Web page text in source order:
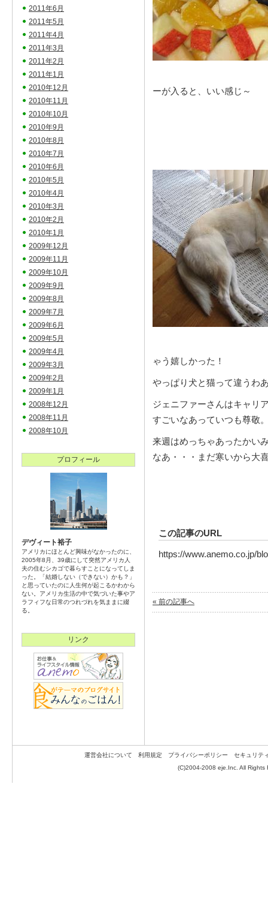
ーが入ると、いい感じ～
ゃう嬉しかった！
やっぱり犬と猫って違うわ
ジェニファーさんはキャリ
すごいなあっていつも尊敬
来週はめっちゃあったかい
なあ・・・まだ寒いから大
この記事のURL
https://www.anemo.co.jp/
« 前の記事へ
2011年6月
2011年5月
2011年4月
2011年3月
2011年2月
2011年1月
2010年12月
2010年11月
2010年10月
2010年9月
2010年8月
2010年7月
2010年6月
2010年5月
2010年4月
2010年3月
2010年2月
2010年1月
2009年12月
2009年11月
2009年10月
2009年9月
2009年8月
2009年7月
2009年6月
2009年5月
2009年4月
2009年3月
2009年2月
2009年1月
2008年12月
2008年11月
2008年10月
プロフィール
デヴィート裕子
アメリカにほとんど興味がなかったのに、
2005年8月、39歳にして突然アメリカ人
夫の住むシカゴで暮らすことになってしま
った。「結婚しない（できない）かも？」
と思っていたのに人生何が起こるかわから
ない。アメリカ生活の中で気づいた事やア
ラフィフな日常のつれづれを気ままに綴
る。
リンク
運営会社について 利用規定 プライバシーポリシー
セキュリテ
(C)2004-2008 eje.Inc. All Rights